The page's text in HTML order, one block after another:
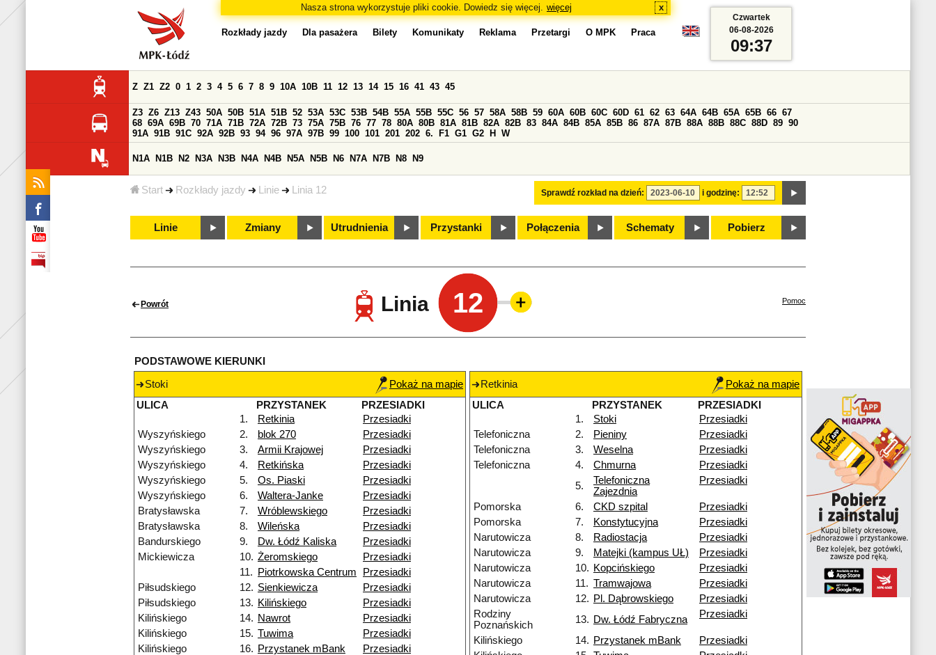
Nasza strona wykorzystuje pliki cookie. Dowiedz się więcej. więcej x
Start Rozkłady jazdy Linie Linia 12
Rozkłady jazdy Dla pasażera Bilety Komunikaty Reklama Przetargi O MPK Praca
Sprawdź rozkład na dzień: i godzinę:
Z Z1 Z2 0 1 2 3 4 5 6 7 8 9 10A 10B 11 12 13 14 15 16 41 43 45
Z3 Z6 Z13 Z43 50A 50B 51A 51B 52 53A 53C 53B 54B 55A 55B 55C 56 57 58A 58B 59 60A 60B 60C 60D 61 62 63 64A 64B 65A 65B 66 67
68 69A 69B 70 71A 71B 72A 72B 73 75A 75B 76 77 78 80A 80B 81A 81B 82A 82B 83 84A 84B 85A 85B 86 87A 87B 88A 88B 88C 88D 89 90
91A 91B 91C 92A 92B 93 94 96 97A 97B 99 100 101 201 202 6. F1 G1 G2 H W
N1A N1B N2 N3A N3B N4A N4B N5A N5B N6 N7A N7B N8 N9
Linie Zmiany Utrudnienia Przystanki Połączenia Schematy Pobierz
Czwartek
06-08-2026
09:37
Powrót Linia 12 Pomoc
PODSTAWOWE KIERUNKI
Stoki
Pokaż na mapie
ULICA
PRZYSTANEK
PRZESIADKI
1.
Retkinia
Przesiadki
Wyszyńskiego
2. blok 270
Przesiadki
Wyszyńskiego
3. Armii Krajowej
Przesiadki
Wyszyńskiego
4. Retkińska
Przesiadki
Wyszyńskiego
5. Os. Piaski
Przesiadki
Wyszyńskiego
6. Waltera-Janke
Przesiadki
Bratysławska
7. Wróblewskiego
Przesiadki
Bratysławska
8. Wileńska
Przesiadki
Bandurskiego
9. Dw. Łódź Kaliska
Przesiadki
Mickiewicza
10. Żeromskiego
Przesiadki
11.
Piotrkowska Centrum
Przesiadki
Piłsudskiego
12. Sienkiewicza
Przesiadki
Piłsudskiego
13. Kilińskiego
Przesiadki
Kilińskiego
14. Nawrot
Przesiadki
Kilińskiego
15. Tuwima
Przesiadki
Kilińskiego
16. Przystanek mBank
Przesiadki
Retkinia
Pokaż na mapie
ULICA
PRZYSTANEK
PRZESIADKI
1.
Stoki
Przesiadki
Telefoniczna
2. Pieniny
Przesiadki
Telefoniczna
3. Weselna
Przesiadki
Telefoniczna
4. Chmurna
Przesiadki
5.
Telefoniczna
Zajezdnia
Przesiadki
Pomorska 6. CKD szpital
Przesiadki
Pomorska
7. Konstytucyjna
Przesiadki
Narutowicza
8. Radiostacja
Przesiadki
Narutowicza
9. Matejki (kampus UŁ)
Przesiadki
Narutowicza
10. Kopcińskiego
Przesiadki
Narutowicza
11. Tramwajowa
Przesiadki
Narutowicza
12. Pl. Dąbrowskiego
Przesiadki
Rodziny
Poznańskich
13. Dw. Łódź Fabryczna Przesiadki
Kilińskiego 14. Przystanek mBank
Przesiadki